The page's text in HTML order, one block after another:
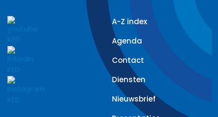
A-Z index
Agenda
Contact
Diensten
Nieuwsbrief